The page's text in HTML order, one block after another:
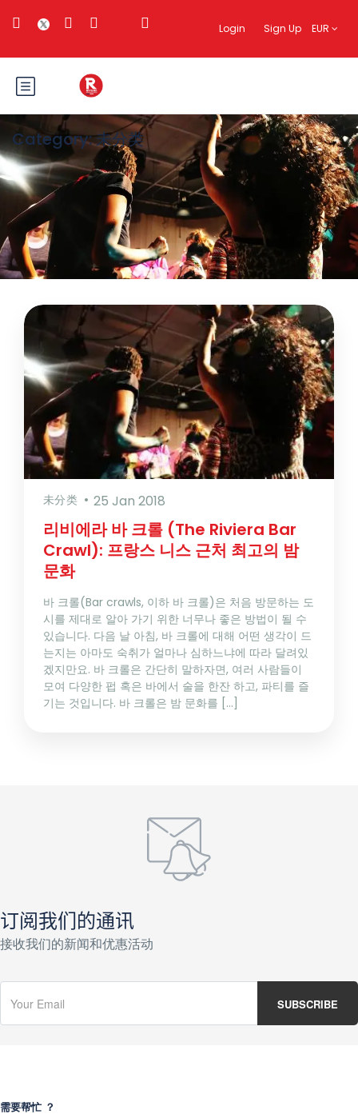
Login Sign Up EUR
Category:未分类
未分类 25 Jan 2018
리비에라 바 크롤 (The Riviera Bar
Crawl): 프랑스 니스 근처 최고의 밤
문화
바 크롤(Bar crawls, 이하 바 크롤)은 처음 방문하는 도
시를 제대로 알아 가기 위한 너무나 좋은 방법이 될 수
있습니다. 다음 날 아침, 바 크롤에 대해 어떤 생각이 드
는지는 아마도 숙취가 얼마나 심하느냐에 따라 달려있
겠지만요. 바 크롤은 간단히 말하자면, 여러 사람들이
모여 다양한 펍 혹은 바에서 술을 한잔 하고, 파티를 즐
기는 것입니다. 바 크롤은 밤 문화를 […]
订阅我们的通讯
接收我们的新闻和优惠活动
需要帮忙 ？